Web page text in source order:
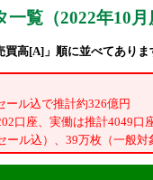
覧（2022年10月
高[A]」順に並べてありま
ル込で推計約326億円
口座、実働は推計4049口
ル込）、39万枚（一般対